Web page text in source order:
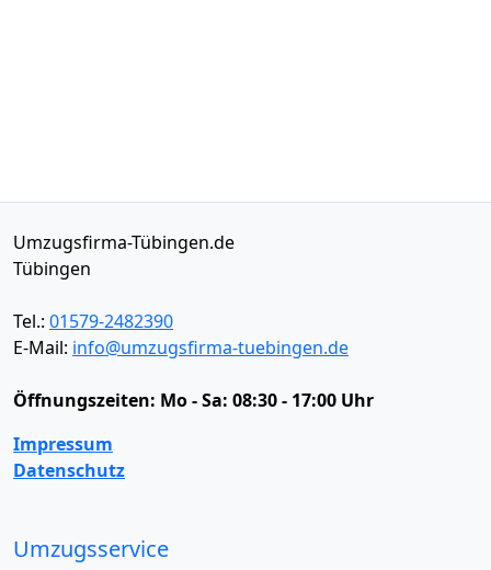
Umzugsfirma-Tübingen.de
Tübingen
Tel.: 01579-2482390
E-Mail: info@umzugsfirma-tuebingen.de
Öffnungszeiten: Mo - Sa: 08:30 - 17:00 Uhr
Impressum
Datenschutz
Umzugsservice